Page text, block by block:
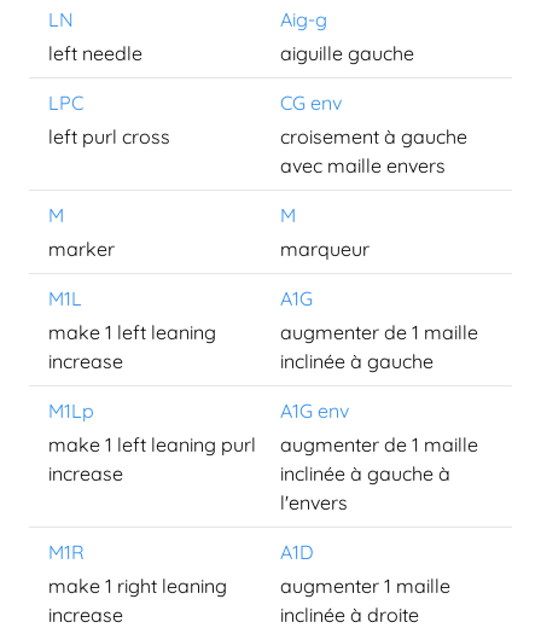
LN
Aig-g
left needle
aiguille gauche
LPC
CG env
left purl cross
croisement à gauche
avec maille envers
M
M
marker
marqueur
M1L
A1G
make 1 left leaning
increase
augmenter de 1 maille
inclinée à gauche
M1Lp
A1G env
make 1 left leaning purl
increase
augmenter de 1 maille
inclinée à gauche à
l'envers
M1R
A1D
make 1 right leaning
increase
augmenter 1 maille
inclinée à droite